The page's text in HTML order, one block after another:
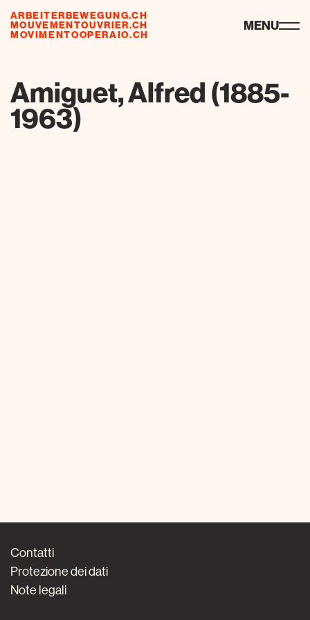
ARBEITERBEWEGUNG.CH
MOUVEMENTOUVRIER.CH
MOVIMENTOOPERAIO.CH
risorse MENU
Amiguet, Alfred (1885-
1963)
Contatti
Protezione dei dati
Note legali